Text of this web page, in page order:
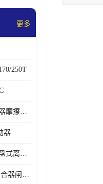
更多
250T
轧钢用棒材冷床制动器摩擦片218
器
低惯性高扭矩18寸推盘式离合器中心盘齿盘W18-11-101
DY-A-FLEX隔膜式离合器闸瓦总成7015125A